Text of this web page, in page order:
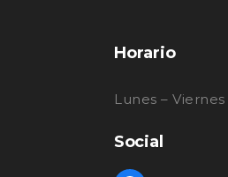
Horario
Lunes – Viernes
Social